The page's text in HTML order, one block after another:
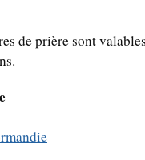
de prière sont